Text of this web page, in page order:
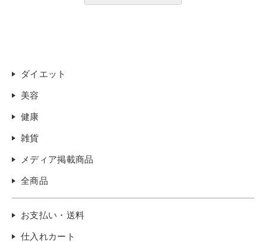
ダイエット
美容
健康
雑貨
メディア掲載商品
全商品
お支払い・送料
仕入れカート